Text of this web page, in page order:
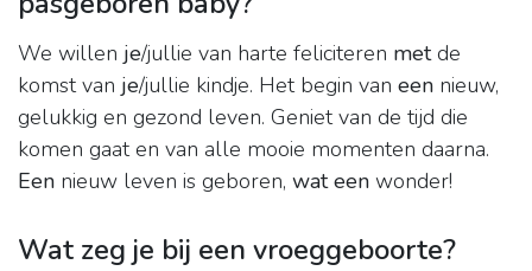
We willen je/jullie van harte feliciteren metde
komst van je/jullie kindje. Het begin van een nieuw,
gelukkig en gezond leven. Geniet van de tijd die
komen gaat en van alle mooie momenten daarna.
Een nieuw leven is geboren, wat een wonder!
Wat zeg je bij een vroeggeboorte?